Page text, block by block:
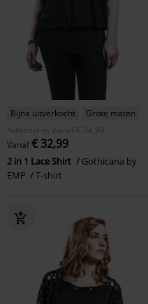
Bijna uitverkocht
Grote maten
Adviesprijs
Vanaf € 34,99
Vanaf€ 32,99
2 in 1 Lace Shirt
Gothicana by
EMP
T-shirt